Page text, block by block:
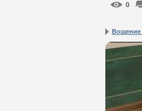
0
Вощение